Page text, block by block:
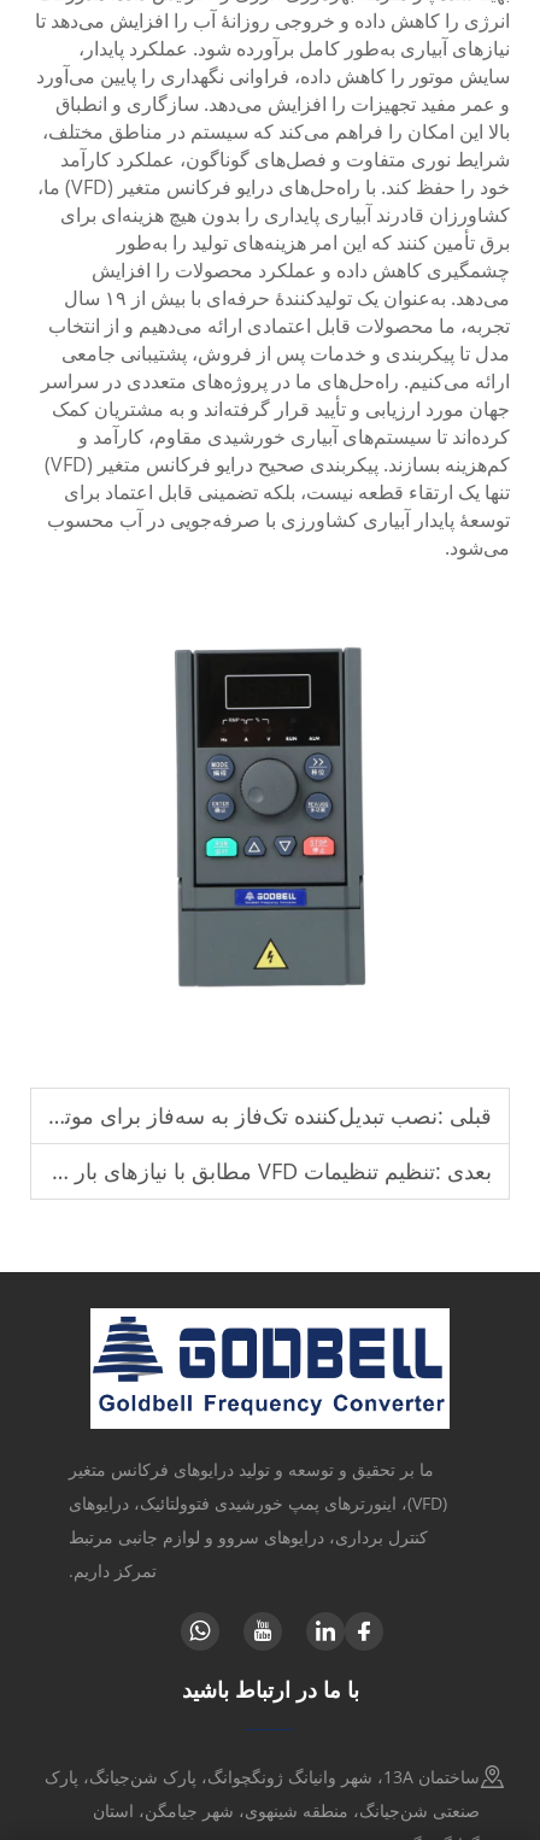
انرژی را کاهش داده و خروجی روزانهٔ آب را افزایش می‌دهد تا
نیازهای آبیاری به‌طور کامل برآورده شود. عملکرد پایدار،
سایش موتور را کاهش داده، فراوانی نگهداری را پایین می‌آورد
و عمر مفید تجهیزات را افزایش می‌دهد. سازگاری و انطباق
بالا این امکان را فراهم می‌کند که سیستم در مناطق مختلف،
شرایط نوری متفاوت و فصل‌های گوناگون، عملکرد کارآمد
خود را حفظ کند. با راه‌حل‌های درایو فرکانس متغیر (VFD) ما،
کشاورزان قادرند آبیاری پایداری را بدون هیچ هزینه‌ای برای
برق تأمین کنند که این امر هزینه‌های تولید را به‌طور
چشمگیری کاهش داده و عملکرد محصولات را افزایش
می‌دهد. به‌عنوان یک تولیدکنندهٔ حرفه‌ای با بیش از ۱۹ سال
تجربه، ما محصولات قابل اعتمادی ارائه می‌دهیم و از انتخاب
مدل تا پیکربندی و خدمات پس از فروش، پشتیبانی جامعی
ارائه می‌کنیم. راه‌حل‌های ما در پروژه‌های متعددی در سراسر
جهان مورد ارزیابی و تأیید قرار گرفته‌اند و به مشتریان کمک
کرده‌اند تا سیستم‌های آبیاری خورشیدی مقاوم، کارآمد و
کم‌هزینه بسازند. پیکربندی صحیح درایو فرکانس متغیر (VFD)
تنها یک ارتقاء قطعه نیست، بلکه تضمینی قابل اعتماد برای
توسعهٔ پایدار آبیاری کشاورزی با صرفه‌جویی در آب محسوب
می‌شود.
قبلی :نصب تبدیل‌کننده تک‌فاز به سه‌فاز برای موتورهای کارخانه‌های کوچک.
بعدی :تنظیم تنظیمات VFD مطابق با نیازهای بار موتور.
ما بر تحقیق و توسعه و تولید درایوهای فرکانس متغیر
(VFD)، اینورترهای پمپ خورشیدی فتوولتائیک، درایوهای
کنترل برداری، درایوهای سروو و لوازم جانبی مرتبط
تمرکز داریم.
با ما در ارتباط باشید
ساختمان 13A، شهر وانیانگ ژونگچوانگ، پارک شن‌جیانگ، پارک
صنعتی شن‌جیانگ، منطقه شینهوی، شهر جیامگن، استان